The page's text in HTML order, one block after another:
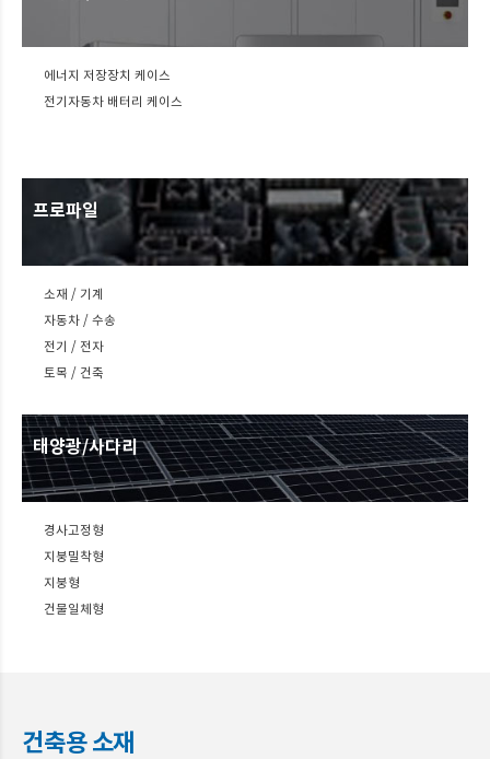
에너지 저장장치 케이스
전기자동차 배터리 케이스
프로파일
소재 / 기계
자동차 / 수송
전기 / 전자
토목 / 건축
태양광/사다리
경사고정형
지붕밀착형
지붕형
건물일체형
건축용 소재